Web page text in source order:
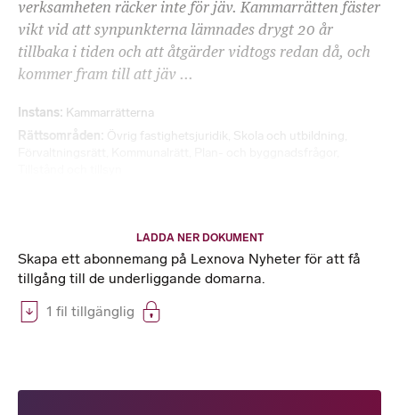
verksamheten räcker inte för jäv. Kammarrätten fäster
vikt vid att synpunkterna lämnades drygt 20 år
tillbaka i tiden och att åtgärder vidtogs redan då, och
kommer fram till att jäv ...
Instans Kammarrätterna
Rättsområden Övrig fastighetsjuridik Skola och utbildning
LADDA NER DOKUMENT
Skapa ett abonnemang på Lexnova Nyheter för att få
tillgång till de underliggande domarna.
1 fil tillgänglig